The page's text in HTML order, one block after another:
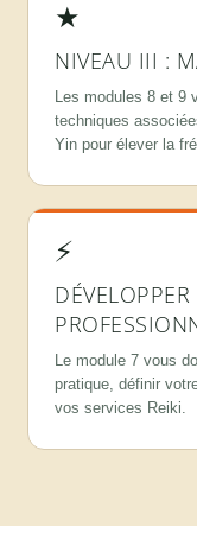
★
NIVEAU III :
Les modules 8 et 9
techniques
Yin pour élever la
⚡
Le module 7 vous
pratique, définir
vos services Reiki.